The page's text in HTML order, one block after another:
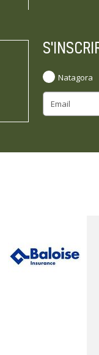
Natagora